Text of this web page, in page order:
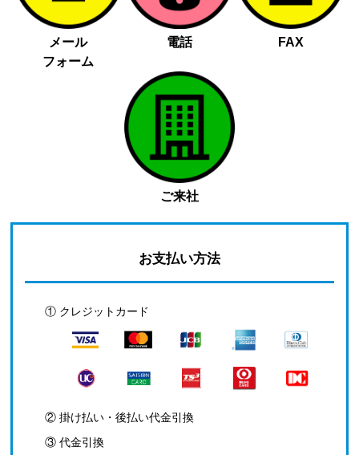
メール
フォーム
電話 FAX
ご来社
お支払い方法
① クレジットカード
② 掛け払い・後払い代金引換
③ 代金引換